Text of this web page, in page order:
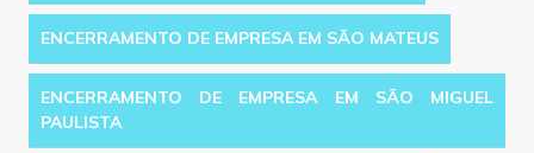
ENCERRAMENTO DE EMPRESA EM SÃO MATEUS
ENCERRAMENTO DE EMPRESA EM SÃO MIGUEL
PAULISTA